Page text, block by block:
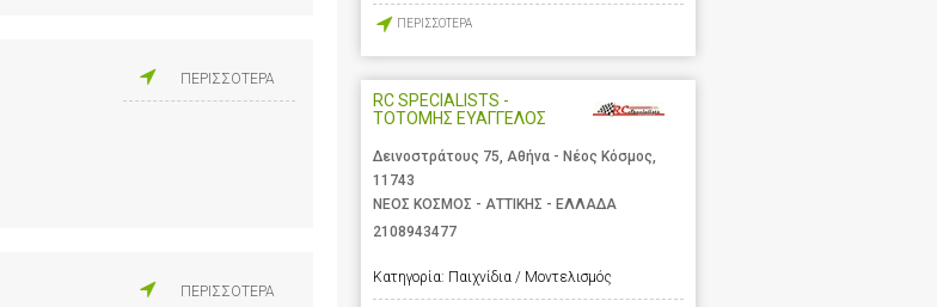
ΠΕΡΙΣΣΟΤΕΡΑ
ΠΕΡΙΣΣΟΤΕΡΑ
ΠΕΡΙΣΣΟΤΕΡΑ
RC SPECIALISTS -
ΤΟΤΟΜΗΣ ΕΥΑΓΓΕΛΟΣ
Δεινοστράτους 75, Αθήνα - Νέος Κόσμος,
11743
ΝΕΟΣ ΚΟΣΜΟΣ - ΑΤΤΙΚΗΣ - ΕΛΛΑΔΑ
2108943477
Κατηγορία: Παιχνίδια / Μοντελισμός